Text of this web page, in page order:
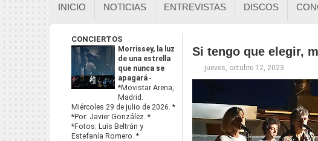
INICIO NOTICIAS ENTREVISTAS DISCOS
CONCIERTOS
Morrissey, la luz
de una estrella
que nunca se
apagará -
*Movistar Arena,
Madrid.
Miércoles 29 de julio de 2026. *
*Por: Javier González. *
*Fotos: Luis Beltrán y
Estefanía Romero. *
Si tengo que elegir,
jueves, octubre 12, 2023